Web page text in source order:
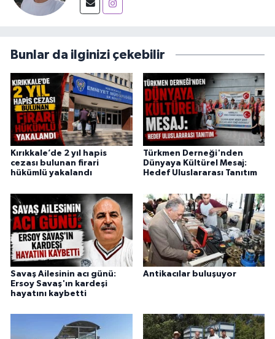
Bunlar da ilginizi çekebilir
Kırıkkale’de 2 yıl hapis
cezası bulunan firari
hükümlü yakalandı
Türkmen Derneği'nden
Dünyaya Kültürel Mesaj:
Hedef Uluslararası Tanıtım
Savaş Ailesinin acı günü:
Ersoy Savaş'ın kardeşi
hayatını kaybetti
Antikacılar buluşuyor